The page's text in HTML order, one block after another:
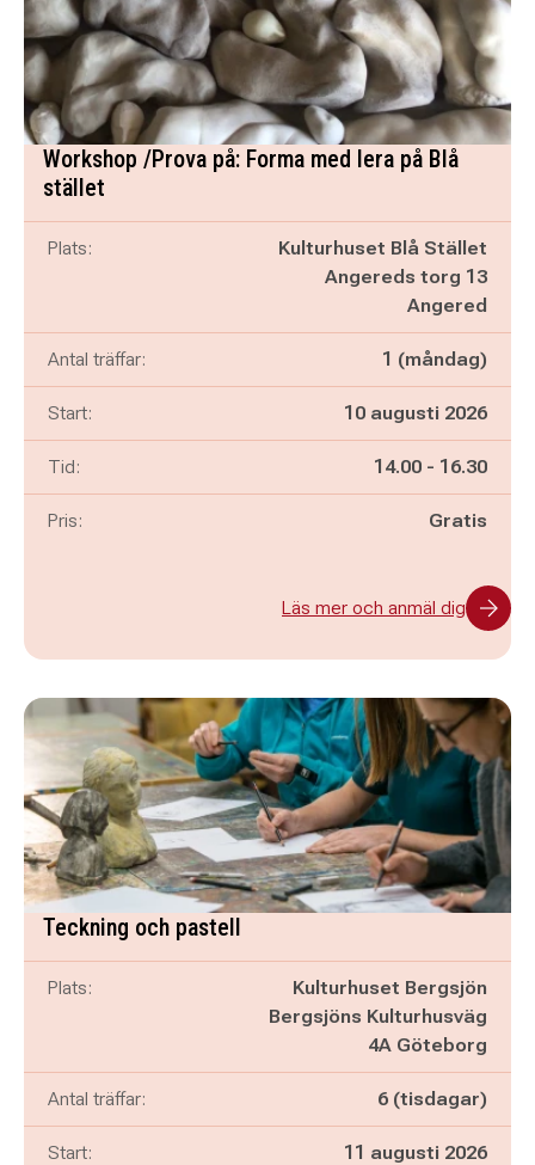
Workshop /Prova på: Forma med lera på Blå
stället
Plats:
Kulturhuset Blå Stället
Angereds torg 13
Angered
Antal träffar: 1 (måndag)
Start: 10 augusti 2026
Tid: Pågår mellan
14.00 - och
16.30
Pris: Gratis
Läs mer och anmäl dig
Teckning och pastell
Plats:
Kulturhuset Bergsjön
Bergsjöns Kulturhusväg
4A Göteborg
Antal träffar: 6 (tisdagar)
Start: 11 augusti 2026